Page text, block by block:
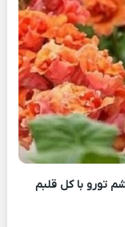
تورو با کل قلبم